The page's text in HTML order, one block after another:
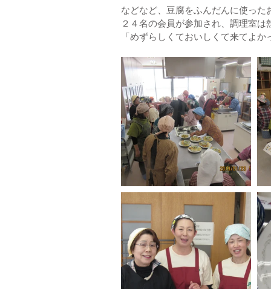
などなど、豆腐をふんだんに使った
２４名の会員が参加され、調理室は
「めずらしくておいしくて来てよ